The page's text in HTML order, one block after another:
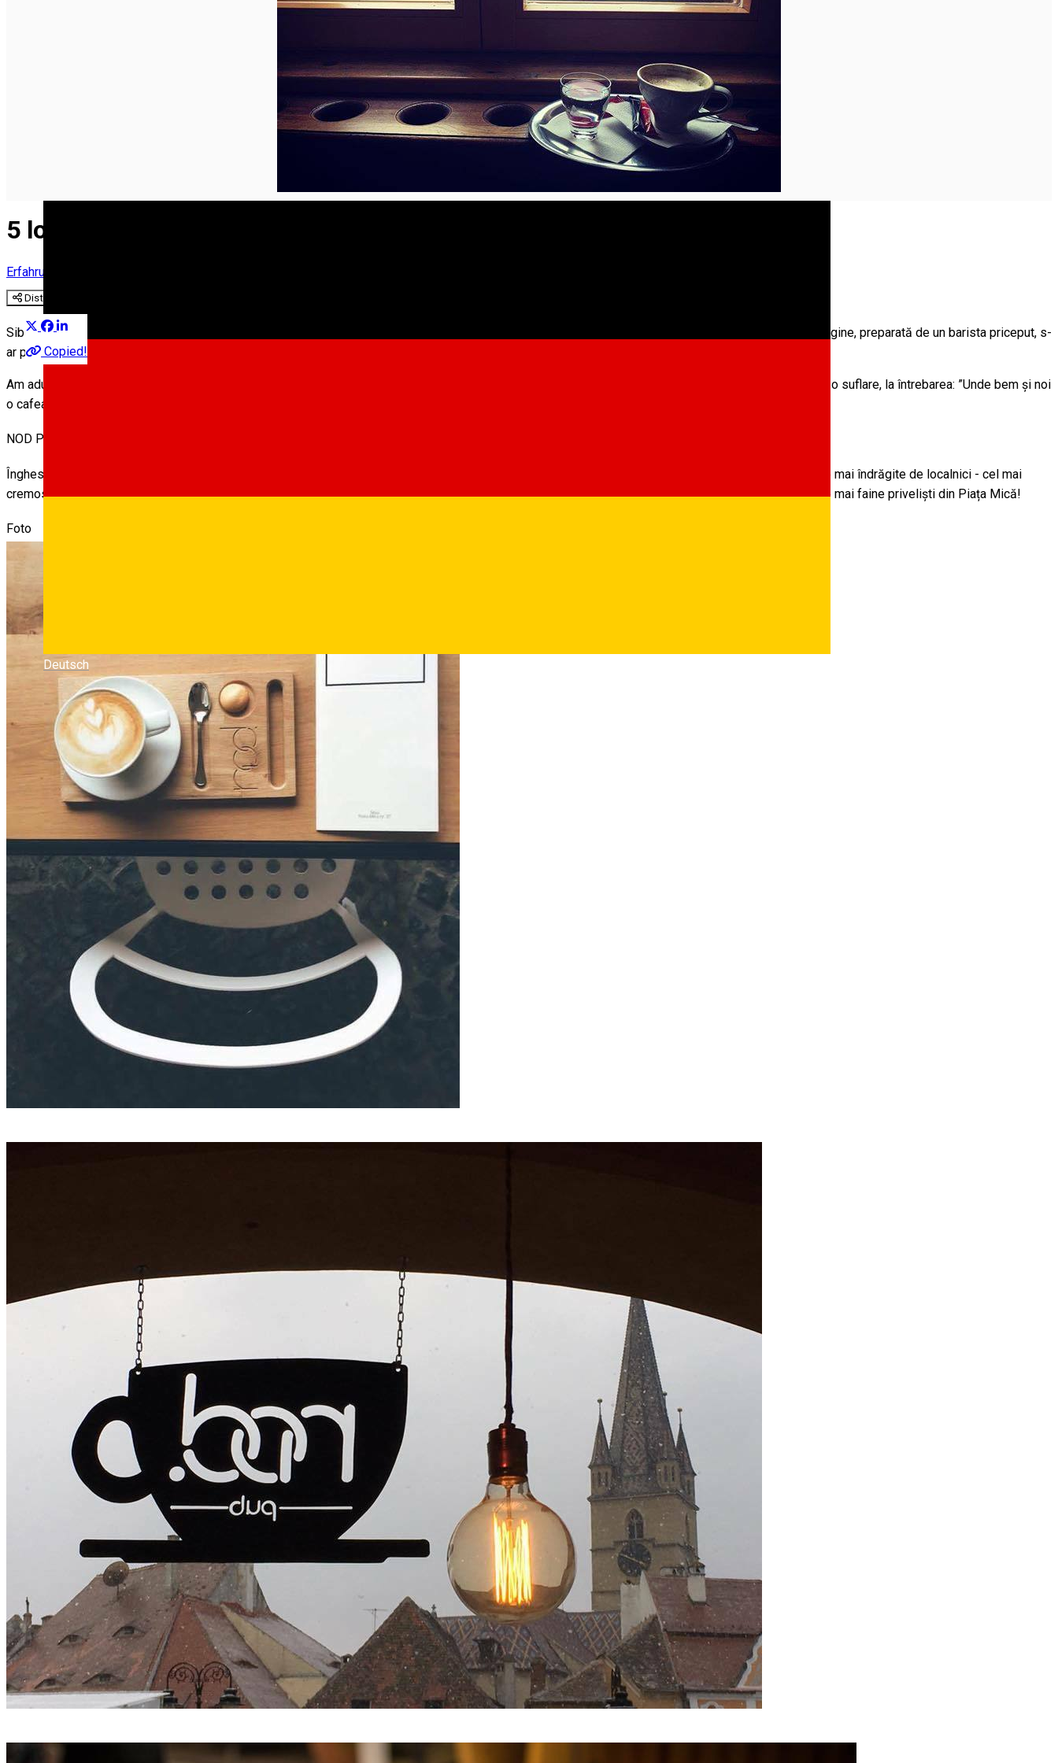
Deutsch
5 locuri cu cafea bună în centrul Sibiului
Erfahrungen
Distribuie
Copied!
Sibiul are atâtea localuri în Piața Mare și Piața Mică de unde poți admira îndelung orașul prin geamurile mari! Dar atunci când vrei și o cafea bună, de origine, preparată de un barista priceput, s-
ar putea să nu nimerești din prima locurile ”speciale” fără ca cineva să te îndrume.
Am adunat pentru tine cele mai populare 6 cafenele din oraș, pe baza rating-urilor primite în aplicație de la utilizatori, ca tu să poți răspunde oricui dintr-o suflare, la întrebarea: ”Unde bem și noi
o cafea bună pe aici?” :).
NOD Pub
Înghesuită printre cafenelele și restaurantele din Piața Mică, ai putea crede că Nod e clasica terasă-șablon pentru turiști. De fapt, e printre locurile cele mai îndrăgite de localnici - cel mai
cremos latte, berea artizanală și vinul sunt doar câteva din lucrurile simple și bune de aici. Primesc căței, organizează evenimente, și au una dintre cele mai faine priveliști din Piața Mică!
Foto